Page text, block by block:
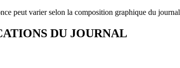
peut varier selon la composition graphique du journal
DU JOURNAL